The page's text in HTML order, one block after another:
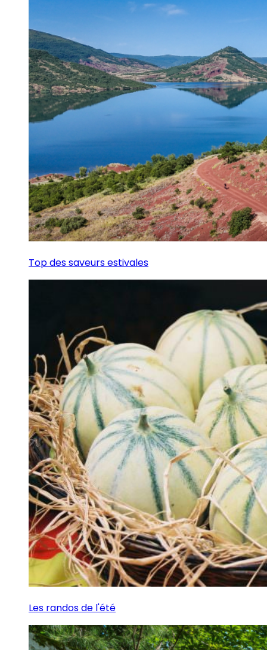
Top des saveurs estivales
Les randos de l'été